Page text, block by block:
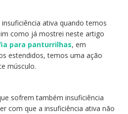
ativa quando temos
como já mostrei neste artigo
para panturrilhas, em
estendidos, temos uma ação
músculo.
sofrem também insuficiência
com que a insuficiência ativa não